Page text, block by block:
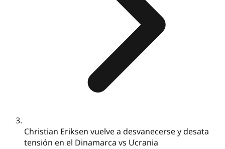
Christian Eriksen vuelve a desvanecerse y desata
tensión en el Dinamarca vs Ucrania